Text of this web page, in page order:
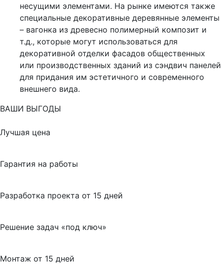
несущими элементами. На рынке имеются также
специальные декоративные деревянные элементы
– вагонка из древесно полимерный композит и
т.д., которые могут использоваться для
декоративной отделки фасадов общественных
или производственных зданий из сэндвич панелей
для придания им эстетичного и современного
внешнего вида.
ВАШИ ВЫГОДЫ
Лучшая цена
Гарантия на работы
Разработка проекта от 15 дней
Решение задач «под ключ»
Монтаж от 15 дней